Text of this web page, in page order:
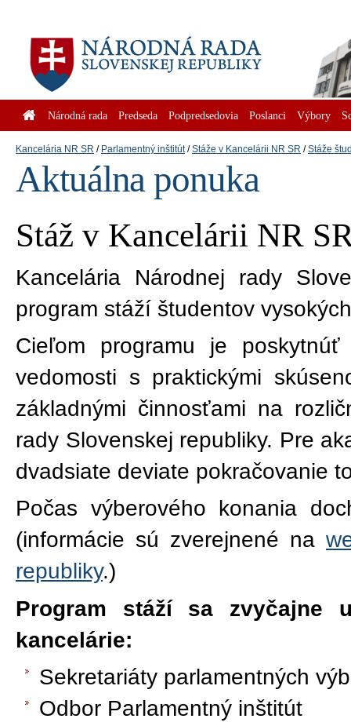
Národná rada Predseda Podpredsedovia Poslanci Výbory
Kancelária NR SR Parlamentný inštitút Stáže v Kancelárii NR SR Stáže
Aktuálna ponuka
Stáž v Kancelárii NR
Kancelária Národnej rady
program stáží študentov
Cieľom programu je
vedomosti s praktickými
základnými činnosťami na
rady Slovenskej republiky. Pre
dvadsiate deviate pokračovanie
Počas výberového konania
(informácie sú zverejnené na
republiky.)
Program stáží sa zvyčajne
kancelárie:
Sekretariáty parlamentných
Odbor Parlamentný inštitút